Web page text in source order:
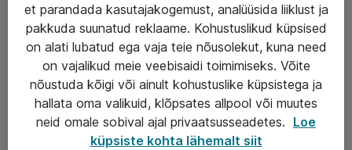
Haldusteenused
Garantii
Turva- ja nõrkvoolulahendused
AS ATEA
et parandada kasutajakogemust, analüüsida liiklust ja
pakkuda suunatud reklaame. Kohustuslikud küpsised
on alati lubatud ega vaja teie nõusolekut, kuna need
on vajalikud meie veebisaidi toimimiseks. Võite
nõustuda kõigi või ainult kohustuslike küpsistega ja
hallata oma valikuid, klõpsates allpool või muutes
neid omale sobival ajal privaatsusseadetes. Loe
küpsiste kohta lähemalt siit